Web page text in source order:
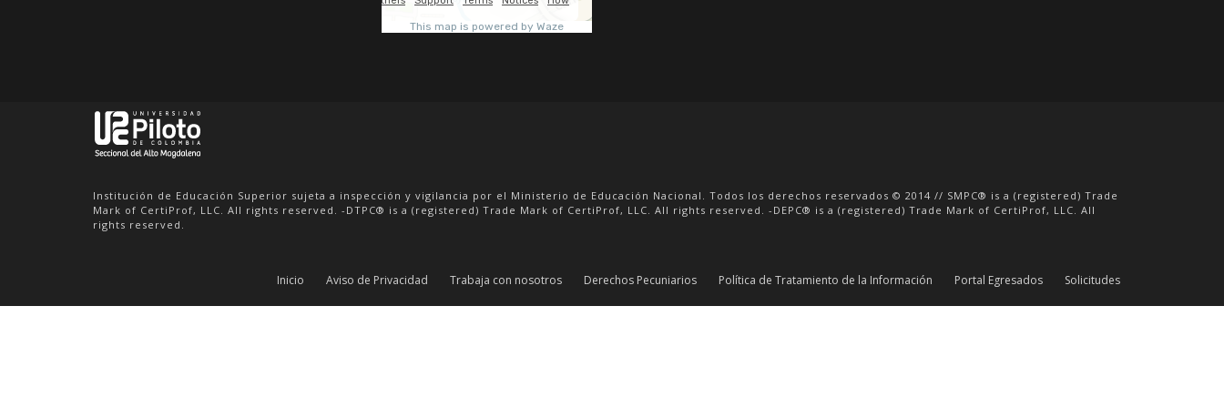
INGENIERA DE
TELECOMUNICA
VIRGEN MARÍA
Institución de Educación Superior sujeta a inspección y vigilancia por el Ministerio de Educación Nacional. Todos los derechos reservados © 2014 // SMPC® is a (registered) Trade
Mark of CertiProf, LLC. All rights reserved. -DTPC® is a (registered) Trade Mark of CertiProf, LLC. All rights reserved. -DEPC® is a (registered) Trade Mark of CertiProf, LLC. All
rights reserved.
Inicio Aviso de Privacidad Trabaja con nosotros Derechos Pecuniarios Política de Tratamiento de la Información Portal Egresados Solicitudes